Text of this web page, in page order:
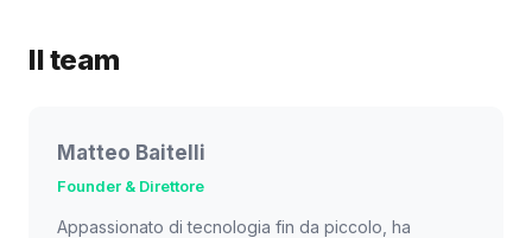
Il team
Matteo Baitelli
Founder & Direttore
Appassionato di tecnologia fin da piccolo, ha